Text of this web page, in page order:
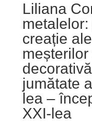
Liliana
creație
jumătate
lea –
XXI-lea